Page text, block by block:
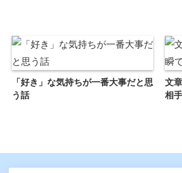
「好き」な気持ちが一番大事だと思
う話
文
相